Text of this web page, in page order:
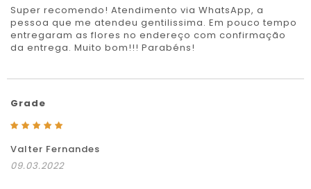
Super recomendo! Atendimento via WhatsApp, a
pessoa que me atendeu gentilissima. Em pouco tempo
entregaram as flores no endereço com confirmação
da entrega. Muito bom!!! Parabéns!
Grade
Valter Fernandes
09.03.2022